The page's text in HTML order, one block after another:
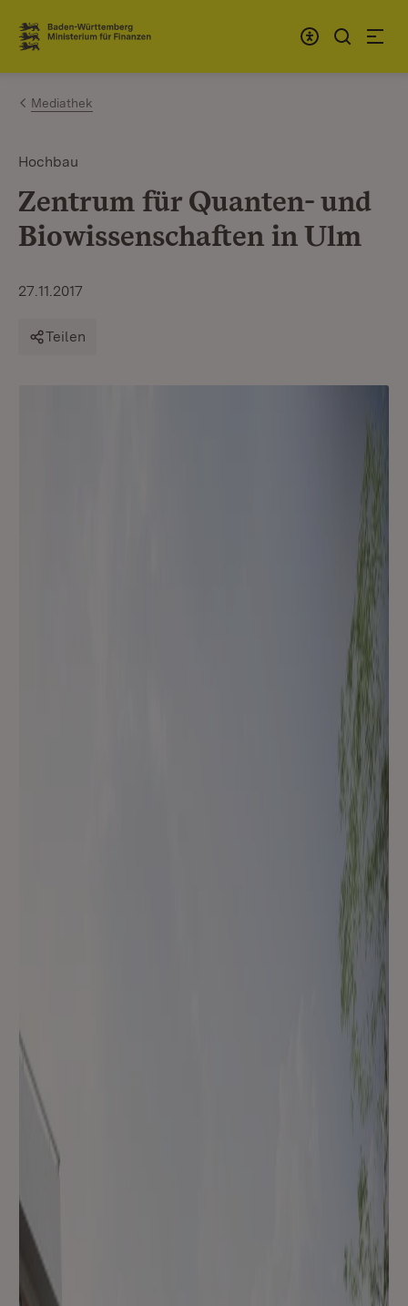
Zum Inhalt springen
Link zur Startseite
Mediathek
Hochbau
Zentrum für Quanten- und
Biowissenschaften in Ulm
27.11.2017
Teilen